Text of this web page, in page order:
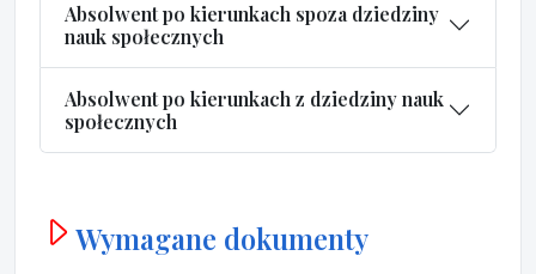
Absolwent po kierunkach spoza dziedziny
nauk społecznych
Absolwent po kierunkach z dziedziny nauk
społecznych
Wymagane dokumenty